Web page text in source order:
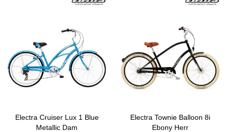
Electra Cruiser Lux 1 Blue
Metallic Dam
Electra Townie Balloon 8i
Ebony Herr